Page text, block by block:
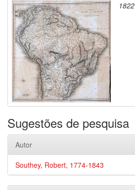
1822
Sugestões de pesquisa
Autor
Southey, Robert, 1774-1843